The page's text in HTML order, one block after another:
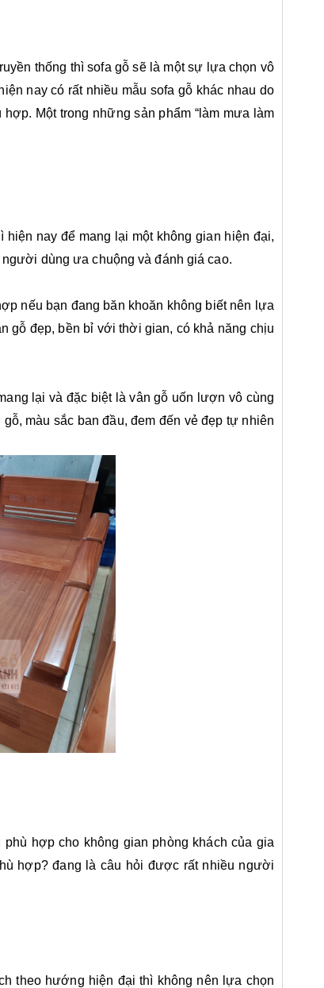
thống thì sofa gỗ sẽ là một sự lựa chọn vô
nay có rất nhiều mẫu sofa gỗ khác nhau do
Một trong những sản phẩm “làm mưa làm
nay để mang lại một không gian hiện đại,
dùng ưa chuộng và đánh giá cao.
nếu bạn đang băn khoăn không biết nên lựa
gỗ đẹp, bền bỉ với thời gian, có khả năng chịu
lại và đặc biệt là vân gỗ uốn lượn vô cùng
màu sắc ban đầu, đem đến vẻ đẹp tự nhiên
hợp cho không gian phòng khách của gia
hợp? đang là câu hỏi được rất nhiều người
theo hướng hiện đại thì không nên lựa chọn
kiểu Trơn tủ kính
4.600.000 đ
11%
Sofa gỗ gõ đỏ
24.000.000 đ